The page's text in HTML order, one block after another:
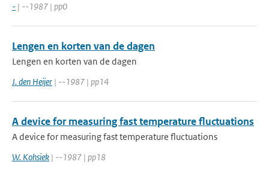
- | --1987 | pp0
Lengen en korten van de dagen
Lengen en korten van de dagen
J. den Heijer | --1987 | pp14
A device for measuring fast temperature fluctuations
A device for measuring fast temperature fluctuations
W. Kohsiek | --1987 | pp18